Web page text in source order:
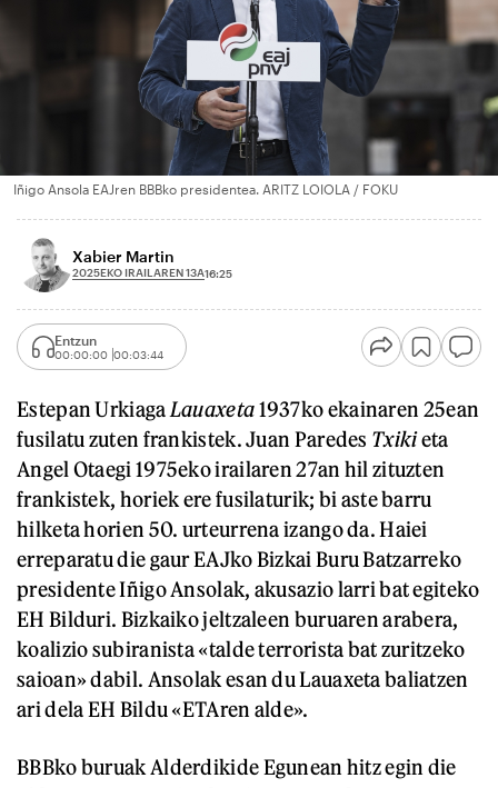
Iñigo Ansola EAJren BBBko presidentea. ARITZ LOIOLA / FOKU
Xabier Martin
2025EKO IRAILAREN 13A16:25
Entzun
00:00:00 00:03:44
Estepan Urkiaga Lauaxeta1937ko ekainaren 25ean
fusilatu zuten frankistek. Juan Paredes Txikieta
Angel Otaegi 1975eko irailaren 27an hil zituzten
frankistek, horiek ere fusilaturik; bi aste barru
hilketa horien 50. urteurrena izango da. Haiei
erreparatu die gaur EAJko Bizkai Buru Batzarreko
presidente Iñigo Ansolak, akusazio larri bat egiteko
EH Bilduri. Bizkaiko jeltzaleen buruaren arabera,
koalizio subiranista «talde terrorista bat zuritzeko
saioan» dabil. Ansolak esan du Lauaxeta baliatzen
ari dela EH Bildu «ETAren alde».
BBBko buruak Alderdikide Egunean hitz egin die